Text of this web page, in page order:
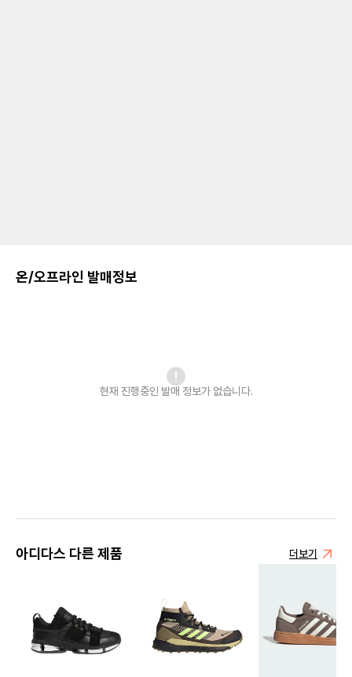
온/오프라인 발매정보
현재 진행중인 발매 정보가 없습니다.
아디다스 다른 제품 더보기